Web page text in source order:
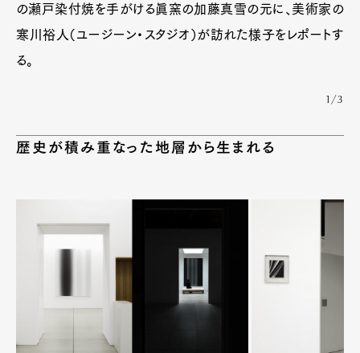
の瀬戸染付焼を手がける眞窯の加藤真雪の元に、美術家の
寒川裕人（ユージーン・スタジオ）が訪れた様子をレポートす
る。
1/3
歴史が積み重なった地層から生まれる